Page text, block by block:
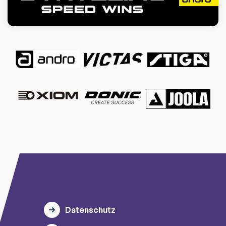
Datenschutz